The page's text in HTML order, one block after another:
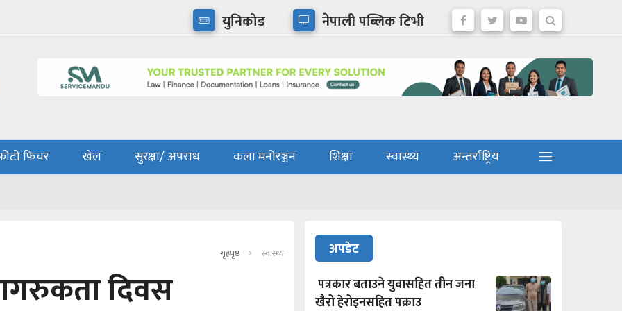
युनिकोड नेपाली पब्लिक टिभी
फिचर खेल सुरक्षा/ अपराध कला मनोरञ्जन शिक्षा स्वास्थ्य
अन्तर्राष्ट्रिय
गृहपृष्ठ स्वास्थ्य
दिवस
अपडेट
पत्रकार बताउने युवासहित तीन जना
खैरो हेरोइनसहित पक्राउ